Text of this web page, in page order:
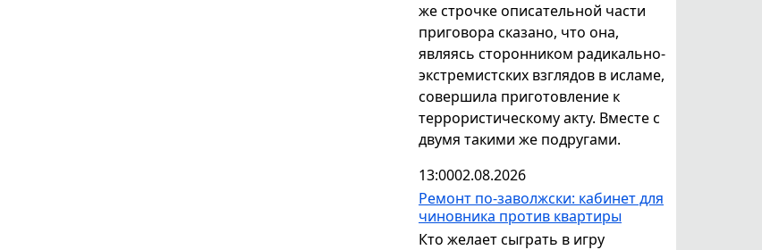
же строчке описательной части
приговора сказано, что она,
являясь сторонником радикально-
экстремистских взглядов в исламе,
совершила приготовление к
террористическому акту. Вместе с
двумя такими же подругами.
13:0002.08.2026
Ремонт по-заволжски: кабинет для
чиновника против квартиры
Кто желает сыграть в игру